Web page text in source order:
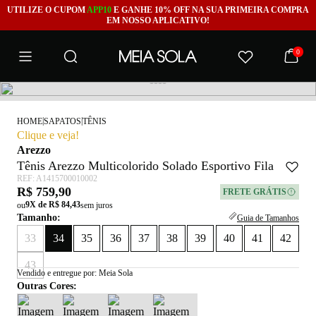
UTILIZE O CUPOM APP10 E GANHE 10% OFF NA SUA PRIMEIRA COMPRA
EM NOSSO APLICATIVO!
0
HOMESAPATOS TÊNIS
Clique e veja!
Arezzo
Tênis Arezzo Multicolorido Solado Esportivo Fila
REF: A1415700010002
R$ 759,90
FRETE GRÁTIS
ou9X de R$ 84,43sem juros
Tamanho: Guia de Tamanhos
33 34 35 36 37 38 39 40 41 42
43
Vendido e entregue por: Meia Sola
Outras Cores: